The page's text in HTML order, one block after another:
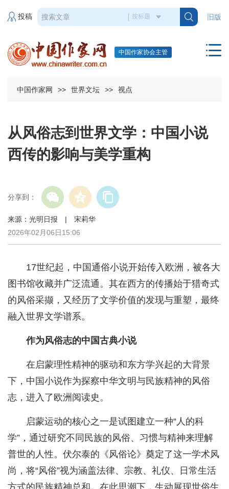
旧版
投稿
中国作家协会主管
中国作家网 >> 世界文坛 >> 视点
从风俗志到世界文学：中国小说
西传的影响与美学重构
分享到：
来源：光明日报 | 宋莉华
2026年02月06日15:06
17世纪起，中国通俗小说开始传入欧洲，被各大
图书馆收藏并广泛流通。其在西方的传播始于猎奇式
的风俗采撷，又经历了文学价值的发现与重塑，最终
融入世界文学谱系。
作为风俗志的中国古典小说
在启蒙理性精神的驱动和东方学兴起的大背景
下，中国小说作为探察中华文明与民族精神的风俗
志，进入了欧洲阅读史。
启蒙运动的核心之一是试图建立一种“人的科
学”，通过研究不同民族的风俗、习惯与精神来理解
普世的人性。伏尔泰的《风俗论》奠定了这一学术风
尚，将“风俗”视为涵盖法律、宗教、礼仪、日常生活